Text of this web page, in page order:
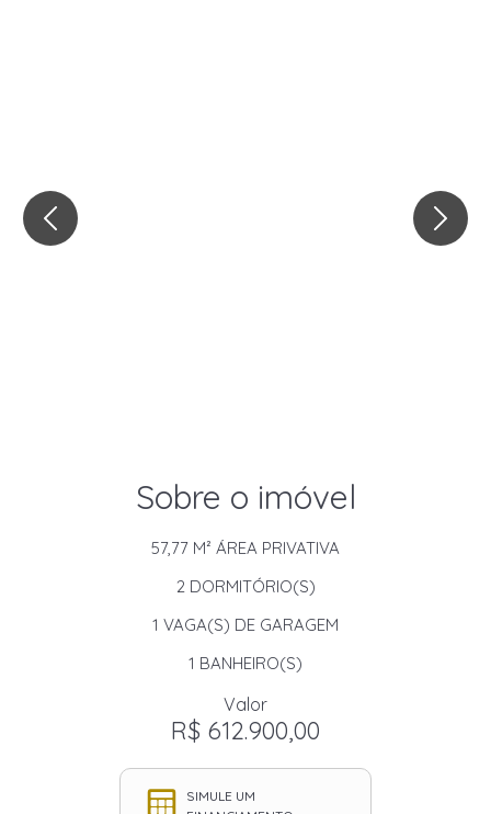
Sobre o imóvel
57,77 M² ÁREA PRIVATIVA
2DORMITÓRIO(S)
1 VAGA(S) DE GARAGEM
1 BANHEIRO(S)
Valor
R$ 612.900,00
SIMULE UM